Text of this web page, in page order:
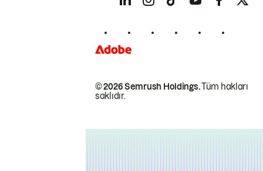
© 2026 Semrush Holdings.Tüm hakları
saklıdır.